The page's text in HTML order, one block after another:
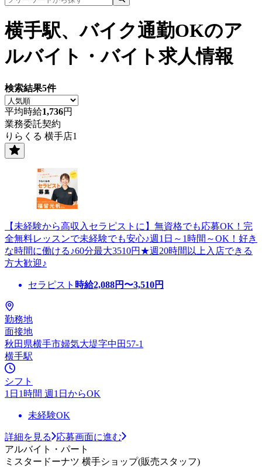
横手駅、バイク通勤OKのア
ルバイト・バイト求人情報
検索結果5件
平均時給1,736円
業務委託契約
りらくる 横手店1
【未経験から高収入セラピストに】無資格でも応募OK！完
全無料レッスンで未経験でも安心♪週1日～1時間～OK！好き
な時間に働ける♪60分最大3510円★週20時間以上入店できる
方大歓迎♪
セラピスト 時給2,088円〜3,510円
勤務地
面接地
秋田県横手市婦気大堤字中田57-1
横手駅
シフト
1日1時間 週1日からOK
未経験OK
詳細を見る
応募画面に進む
アルバイト・パート
ミスタードーナツ 横手ショップ(販売スタッフ)